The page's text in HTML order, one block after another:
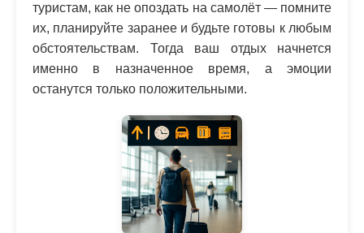
туристам, как не опоздать на самолёт — помните
их, планируйте заранее и будьте готовы к любым
обстоятельствам. Тогда ваш отдых начнется
именно в назначенное время, а эмоции
останутся только положительными.